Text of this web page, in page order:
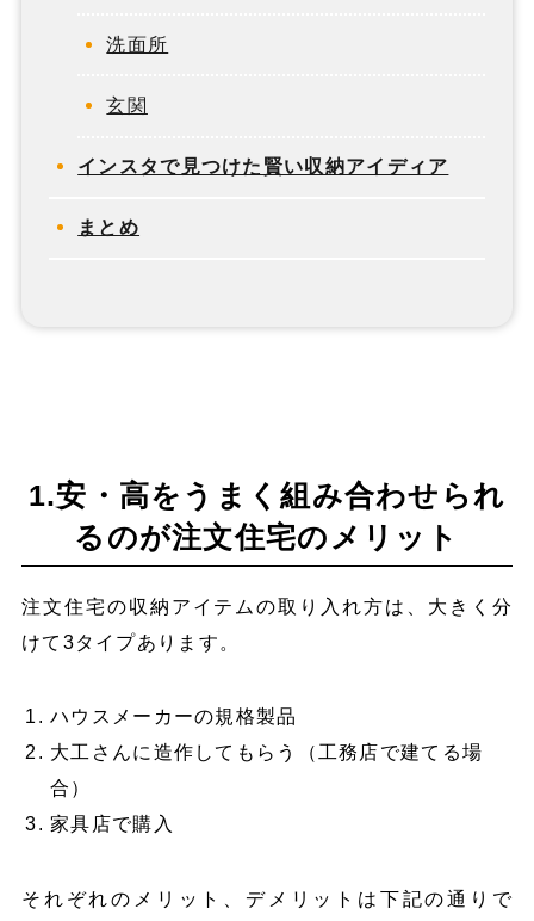
洗面所
玄関
インスタで見つけた賢い収納アイディア
まとめ
1.安・高をうまく組み合わせられ
るのが注文住宅のメリット
注文住宅の収納アイテムの取り入れ方は、大きく分
けて3タイプあります。
ハウスメーカーの規格製品
大工さんに造作してもらう（工務店で建てる場
合）
家具店で購入
それぞれのメリット、デメリットは下記の通りで